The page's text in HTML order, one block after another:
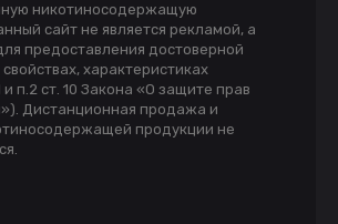
никотиносодержащую
сайт не является рекламой, а
предоставления достоверной
характеристиках
и п.2 ст. 10 Закона «О защите прав
Дистанционная продажа и
продукции не